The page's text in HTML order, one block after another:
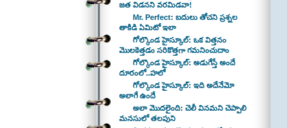
జత విడనని వరమిడవా!
Mr. Perfect: బదులు తోచని ప్రశ్నల
తాకిడి ఏమిటో ఇలా
గోల్కొండ హైస్కూల్: ఒక విత్తనం
మొలకెత్తడం సరికొత్తగా గమనించుదాం
గోల్కొండ హైస్కూల్: అడుగేస్తే అందే
దూరంలో..హలో
గోల్కొండ హైస్కూల్: ఇది అదేనేమో
అలాగే ఉందే
అలా మొదలైంది: చెలీ వినమని చెప్పాలి
మనసులో తలపుని